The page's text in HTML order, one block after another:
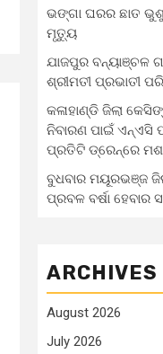
ଭଙ୍ଗା ଘରର ଛାତ
ମୃତ୍ୟୁ
ଯାଜପୁର ବନ୍ୟାଞ୍ଚଳ
ଶ୍ରୀମତୀ ପ୍ରଭାତୀ
କଳାହାଣ୍ଡି ଜିଲା
ନିବାରଣ ପାଇଁ ଏନ୍‌ଏସି
ପ୍ରତିଟି ଡ୍ରେନ୍‌ରେ
ବୁଧବାର ମୟୂରଭଞ୍ଜ
ପ୍ରବଳ ବର୍ଷା ହେବାର
ARCHIVES
August 2026
July 2026